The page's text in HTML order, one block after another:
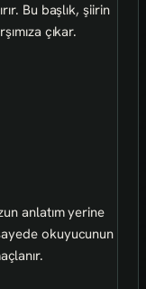
Bu başlık, şiirin
çıkar.
anlatım yerine
okuyucunun